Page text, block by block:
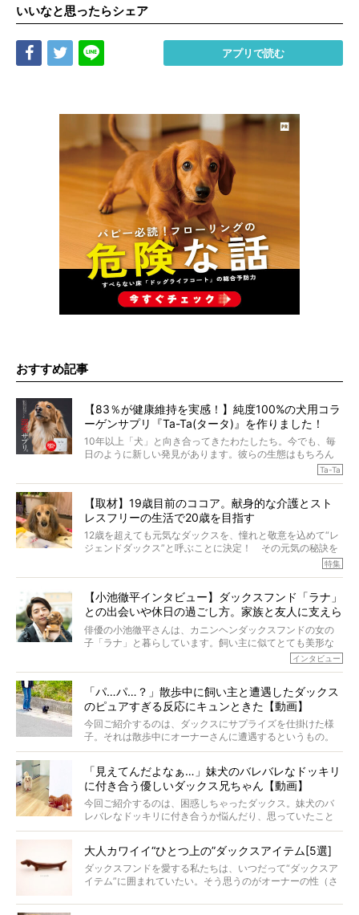
いいなと思ったらシェア
Share Tweet アプリで読む
おすすめ記事
【83％が健康維持を実感！】純度100%の犬用コラ
ーゲンサプリ『Ta-Ta(タータ)』を作りました！
10年以上「犬」と向き合ってきたわたしたち。今でも、毎
日のように新しい発見があります。彼らの生態はもちろん
のこと、「食事」に関することも同じです。昔の犬は25年
代の犬の食事は“ある重要な栄養”が不足しがちになっている
というのです。
それを効率よくおぎなってくれるのが、コラーゲン！ そ
こでわたしたちは、純度100%の犬用コラーゲンサプリ
『Ta-Ta(タータ)』を作りました！
愛犬家の83％が「健康維持を実感した」と評判のTa-Ta(タ
か届きますように。
Ta-Ta
【取材】19歳目前のココア。献身的な介護とスト
レスフリーの生活で20歳を目指す
12歳を超えても元気なダックスを、憧れと敬意を込めて“レ
ジェンドダックス”と呼ぶことに決定！ その元気の秘訣を
オーナーさんに伺うのが、特集『レジェンドダックスの肖
く」というオーナーさんのポリシーのもと、甘やかさずに
育てられ、18歳になるまで定期検査すらしたことがなかっ
たというココアくん。果たしてその長生きの秘訣とは。
特集
【小池徹平インタビュー】ダックスフンド「ラナ」
との出会いや休日の過ごし方。家族と友人に支えら
れてー
俳優の小池徹平さんは、カニンヘンダックスフンドの女の
子「ラナ」と暮らしています。飼い主に似てとても美形な
ラナは、現在８才。小池さんのインスタグラムでは、ラナ
ケメンから愛されているラナは、去年の誕生日に小池さん
からプレゼントしてもらったハーネスをつけて撮影に参加
してくれました。
インタビュー
「パ…パ…？」散歩中に飼い主と遭遇したダックス
のピュアすぎる反応にキュンときた【動画】
今回ご紹介するのは、ダックスにサプライズを仕掛けた様
子。それは散歩中にオーナーさんに遭遇するというもの。
戸惑って歩きを止めたり、すぐに気付いて追いかけたり、
「見えてんだよなぁ…」妹犬のバレバレなドッキリ
に付き合う優しいダックス兄ちゃん【動画】
今回ご紹介するのは、困惑しちゃったダックス。妹犬のバ
レバレなドッキリに付き合うか悩んだり、思っていたこと
と違う事態に陥ったり。そんなお悩み全開なダックスの様
大人カワイイ“ひとつ上の”ダックスアイテム[5選]
ダックスフンドを愛する私たちは、いつだって“ダックスア
イテム”に囲まれていたい。そう思うのがオーナーの性（さ
ムをご紹介。